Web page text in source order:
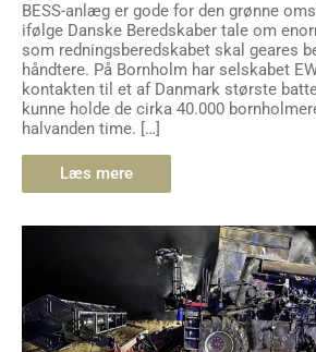
BESS-anlæg er gode for den grønne
ifølge Danske Beredskaber tale om
som redningsberedskabet skal geares
håndtere. På Bornholm har selskabet
kontakten til et af Danmark største
kunne holde de cirka 40.000
halvanden time. […]
Læs mere